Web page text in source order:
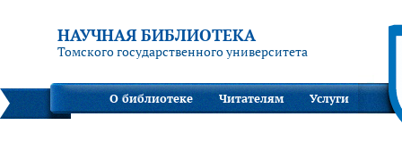
НАУЧНАЯ БИБЛИОТЕКА
Томского государственного университета
О библиотеке Читателям Услуги